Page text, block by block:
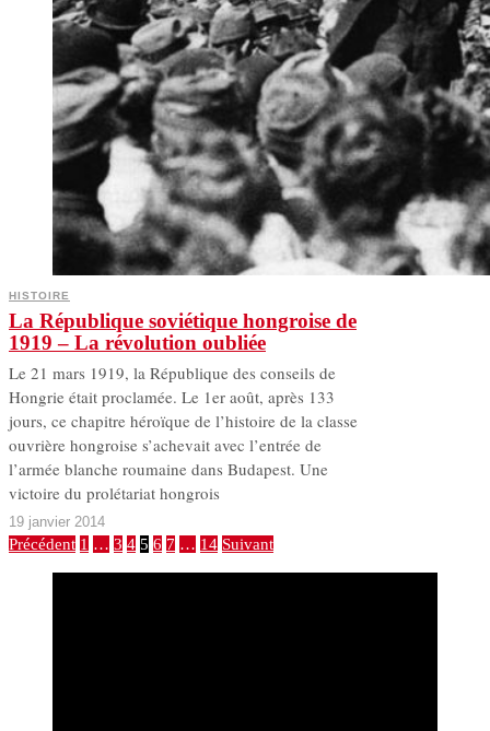
HISTOIRE
La République soviétique hongroise de
1919 – La révolution oubliée
Le 21 mars 1919, la République des conseils de
Hongrie était proclamée. Le 1er août, après 133
jours, ce chapitre héroïque de l’histoire de la classe
ouvrière hongroise s’achevait avec l’entrée de
l’armée blanche roumaine dans Budapest. Une
victoire du prolétariat hongrois
19 janvier 2014
Précédent 1 … 3 4 5 6 7 … 14 Suivant